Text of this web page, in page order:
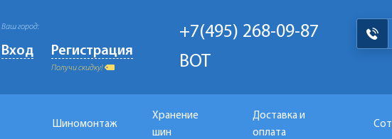
Ваш город:
Вход Регистрация
Получи скидку!
+7(495) 268-09-87
BOT
Шиномонтаж
Хранение
шин
Доставка и
оплата